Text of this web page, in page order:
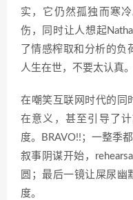
实，它仍然孤独而寒
伤，同时让人想起
了情感榨取和分析的负
人生在世，不要太认真。
在嘲笑互联网时代的同
在意义，甚至引导了
度。BRAVO!!；一整季
叙事阴谋开始，
圆；最后一镜让屎尿幽
度。